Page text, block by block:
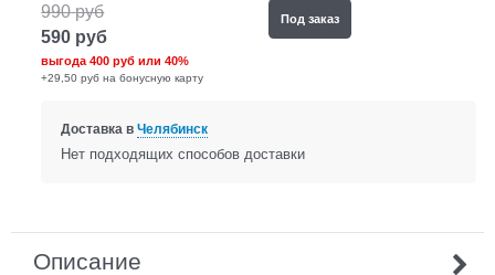
990 руб
590 руб
выгода400 руб или40%
+29,50 руб на бонусную карту
Под заказ
Доставка в Челябинск
Нет подходящих способов доставки
Описание